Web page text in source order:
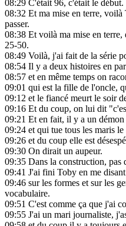
08:29 C'était 96, c'était le début.
08:32 Et ma mise en terre, voilà
passer.
08:38 Et voilà ma mise en terre,
25-50.
08:49 Voilà, j'ai fait de la série
08:54 Il y a deux histoires en
08:57 et en même temps on
09:01 qui est la fille de l'oncle,
09:12 et le fiancé meurt le soir
09:16 Et du coup, on lui dit
09:21 Et en fait, il y a un
09:24 et qui tue tous les maris le
09:26 et du coup elle est
09:30 On dirait un aupeur.
09:35 Dans la construction, pas
09:41 J'ai fini Toby en me
09:46 sur les formes et sur les
vocabulaire.
09:51 C'est comme ça que j'ai
09:55 J'ai un mari journaliste,